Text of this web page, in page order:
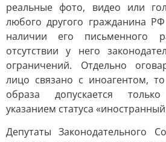
реальные фото, видео или
любого другого гражданина
наличии его письменного
отсутствии у него
ограничений. Отдельно
лицо связано с иноагентом,
образа допускается
указанием статуса «иностранный
Депутаты Законодательного